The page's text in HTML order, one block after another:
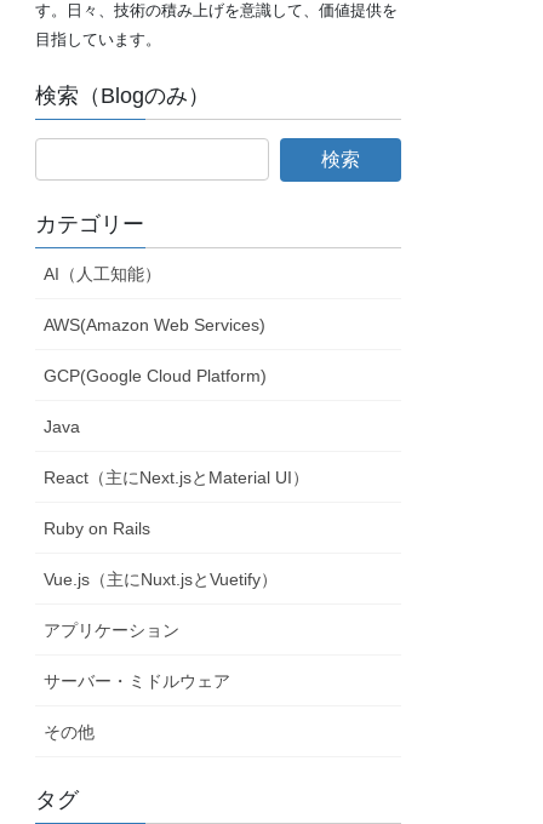
す。日々、技術の積み上げを意識して、価値提供を
目指しています。
検索（Blogのみ）
カテゴリー
AI（人工知能）
AWS(Amazon Web Services)
GCP(Google Cloud Platform)
Java
React（主にNext.jsとMaterial UI）
Ruby on Rails
Vue.js（主にNuxt.jsとVuetify）
アプリケーション
サーバー・ミドルウェア
その他
タグ